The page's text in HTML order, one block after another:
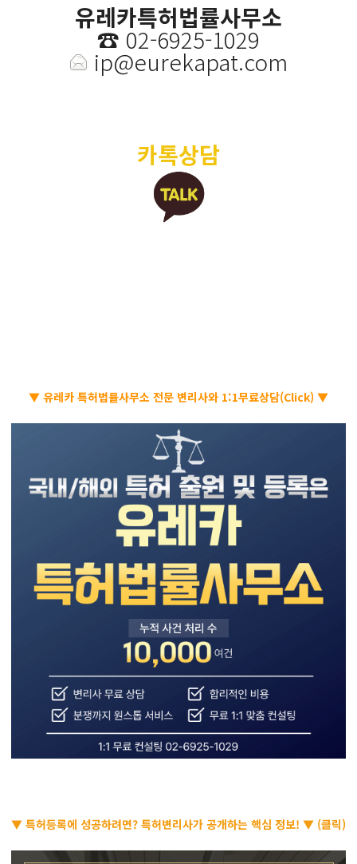
유레카특허법률사무소
☎️ 02-6925-1029
ip@eurekapat.com
카톡상담
▼ 유레카 특허법률사무소 전문 변리사와 1:1무료상담(Click) ▼
▼ 특허등록에 성공하려면? 특허변리사가 공개하는 핵심 정보! ▼ (클릭)